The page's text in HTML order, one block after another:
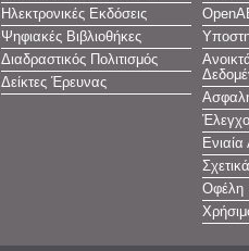
Ηλεκτρονικές Εκδόσεις
Ψηφιακές Βιβλιοθήκες
Διαδραστικός Πολιτισμός
Δείκτες Έρευνας
Σχετικά
Οφέλη